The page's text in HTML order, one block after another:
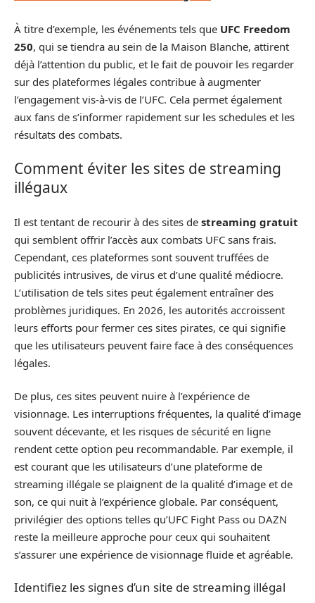
À titre d’exemple, les événements tels que UFC Freedom
250, qui se tiendra au sein de la Maison Blanche, attirent
déjà l’attention du public, et le fait de pouvoir les regarder
sur des plateformes légales contribue à augmenter
l’engagement vis-à-vis de l’UFC. Cela permet également
aux fans de s’informer rapidement sur les schedules et les
résultats des combats.
Comment éviter les sites de streaming
illégaux
Il est tentant de recourir à des sites de streaming gratuit
qui semblent offrir l’accès aux combats UFC sans frais.
Cependant, ces plateformes sont souvent truffées de
publicités intrusives, de virus et d’une qualité médiocre.
L’utilisation de tels sites peut également entraîner des
problèmes juridiques. En 2026, les autorités accroissent
leurs efforts pour fermer ces sites pirates, ce qui signifie
que les utilisateurs peuvent faire face à des conséquences
légales.
De plus, ces sites peuvent nuire à l’expérience de
visionnage. Les interruptions fréquentes, la qualité d’image
souvent décevante, et les risques de sécurité en ligne
rendent cette option peu recommandable. Par exemple, il
est courant que les utilisateurs d’une plateforme de
streaming illégale se plaignent de la qualité d’image et de
son, ce qui nuit à l’expérience globale. Par conséquent,
privilégier des options telles qu’UFC Fight Pass ou DAZN
reste la meilleure approche pour ceux qui souhaitent
s’assurer une expérience de visionnage fluide et agréable.
Identifiez les signes d’un site de streaming illégal